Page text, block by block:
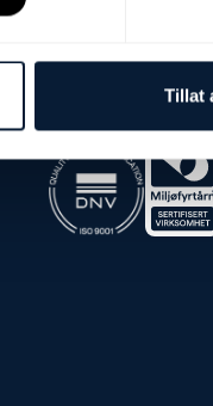
Tillat